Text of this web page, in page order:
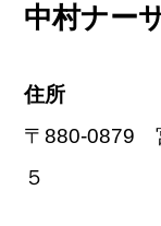
中村ナー
住所
〒880-0879
５